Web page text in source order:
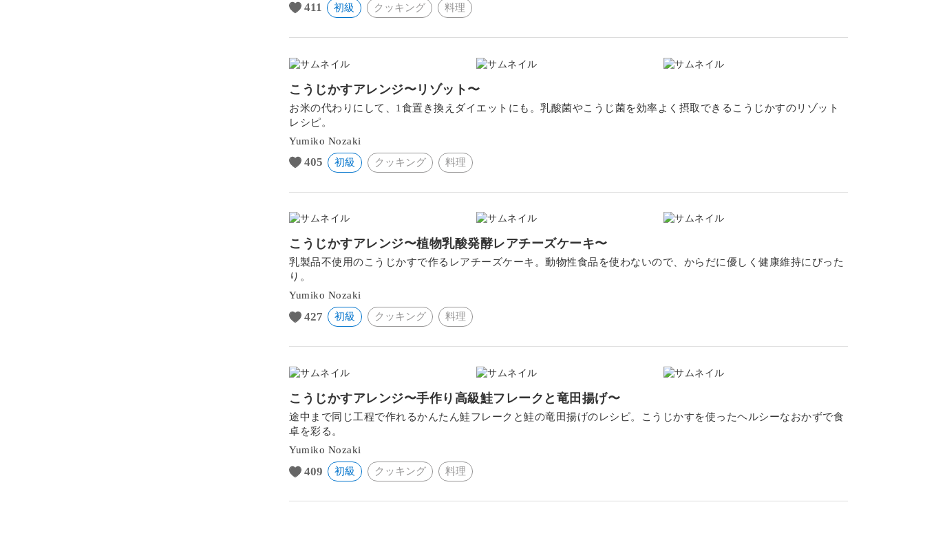
411 初級 クッキング 料理
こうじかすアレンジ〜リゾット〜
お米の代わりにして、1食置き換えダイエットにも。乳酸菌やこうじ菌を効率よく摂取できるこうじかすのリゾット
レシピ。
Yumiko Nozaki
405 初級 クッキング 料理
こうじかすアレンジ〜植物乳酸発酵レアチーズケーキ〜
乳製品不使用のこうじかすで作るレアチーズケーキ。動物性食品を使わないので、からだに優しく健康維持にぴった
り。
Yumiko Nozaki
427 初級 クッキング 料理
こうじかすアレンジ〜手作り高級鮭フレークと竜田揚げ〜
途中まで同じ工程で作れるかんたん鮭フレークと鮭の竜田揚げのレシピ。こうじかすを使ったヘルシーなおかずで食
卓を彩る。
Yumiko Nozaki
409 初級 クッキング 料理